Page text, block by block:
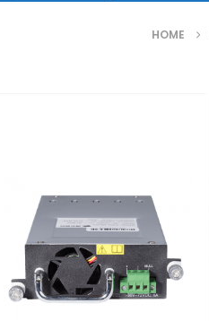
HOME